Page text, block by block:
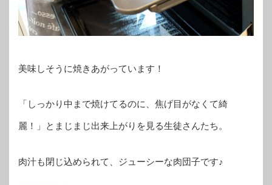
美味しそうに焼きあがっています！
「しっかり中まで焼けてるのに、焦げ目がなくて綺
麗！」とまじまじ出来上がりを見る生徒さんたち。
肉汁も閉じ込められて、ジューシーな肉団子です♪